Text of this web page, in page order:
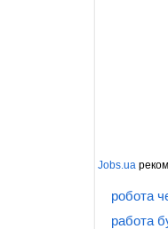
Jobs.ua
робота
работа